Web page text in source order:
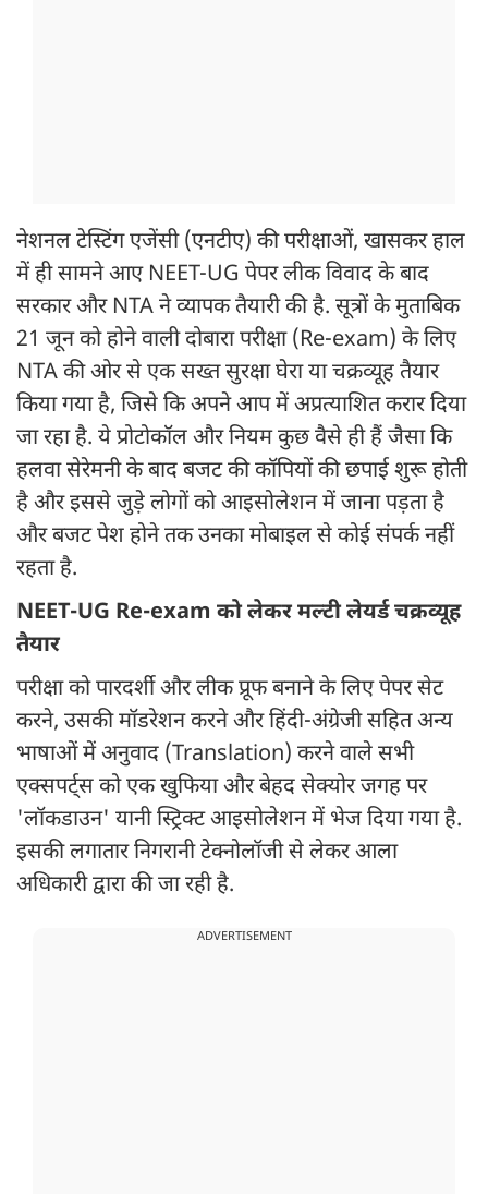
नेशनल टेस्टिंग एजेंसी (एनटीए) की परीक्षाओं, खासकर हाल
में ही सामने आए NEET-UG पेपर लीक विवाद के बाद
सरकार और NTA ने व्यापक तैयारी की है. सूत्रों के मुताबिक
21 जून को होने वाली दोबारा परीक्षा (Re-exam) के लिए
NTA की ओर से एक सख्त सुरक्षा घेरा या चक्रव्यूह तैयार
किया गया है, जिसे कि अपने आप में अप्रत्याशित करार दिया
जा रहा है. ये प्रोटोकॉल और नियम कुछ वैसे ही हैं जैसा कि
हलवा सेरेमनी के बाद बजट की कॉपियों की छपाई शुरू होती
है और इससे जुड़े लोगों को आइसोलेशन में जाना पड़ता है
और बजट पेश होने तक उनका मोबाइल से कोई संपर्क नहीं
रहता है.
NEET-UG Re-exam को लेकर मल्टी लेयर्ड चक्रव्यूह
तैयार
परीक्षा को पारदर्शी और लीक प्रूफ बनाने के लिए पेपर सेट
करने, उसकी मॉडरेशन करने और हिंदी-अंग्रेजी सहित अन्य
भाषाओं में अनुवाद (Translation) करने वाले सभी
एक्सपर्ट्स को एक खुफिया और बेहद सेक्योर जगह पर
'लॉकडाउन' यानी स्ट्र‍िक्ट आइसोलेशन में भेज दिया गया है.
इसकी लगातार निगरानी टेक्नोलॉजी से लेकर आला
अधिकारी द्वारा की जा रही है.
ADVERTISEMENT